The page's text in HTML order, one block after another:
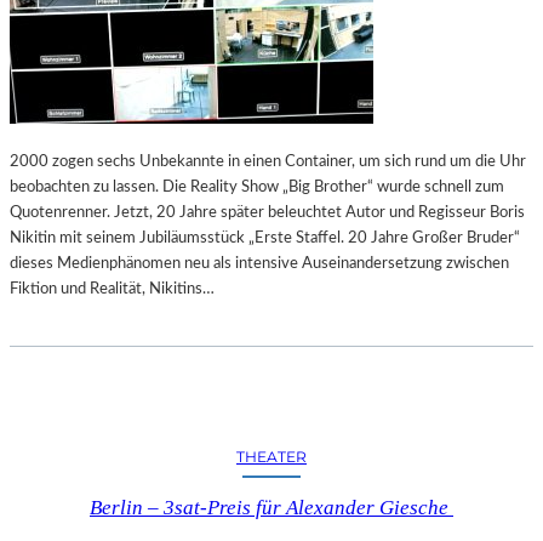
2000 zogen sechs Unbekannte in einen Container, um sich rund um die Uhr
beobachten zu lassen. Die Reality Show „Big Brother“ wurde schnell zum
Quotenrenner. Jetzt, 20 Jahre später beleuchtet Autor und Regisseur Boris
Nikitin mit seinem Jubiläumsstück „Erste Staffel. 20 Jahre Großer Bruder“
dieses Medienphänomen neu als intensive Auseinandersetzung zwischen
Fiktion und Realität, Nikitins…
THEATER
Berlin – 3sat-Preis für Alexander Giesche